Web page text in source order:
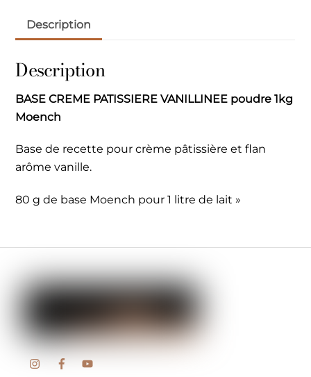
Description
Description
BASE CREME PATISSIERE VANILLINEE poudre 1kg
Moench
Base de recette pour crème pâtissière et flan
arôme vanille.
80 g de base Moench pour 1 litre de lait »